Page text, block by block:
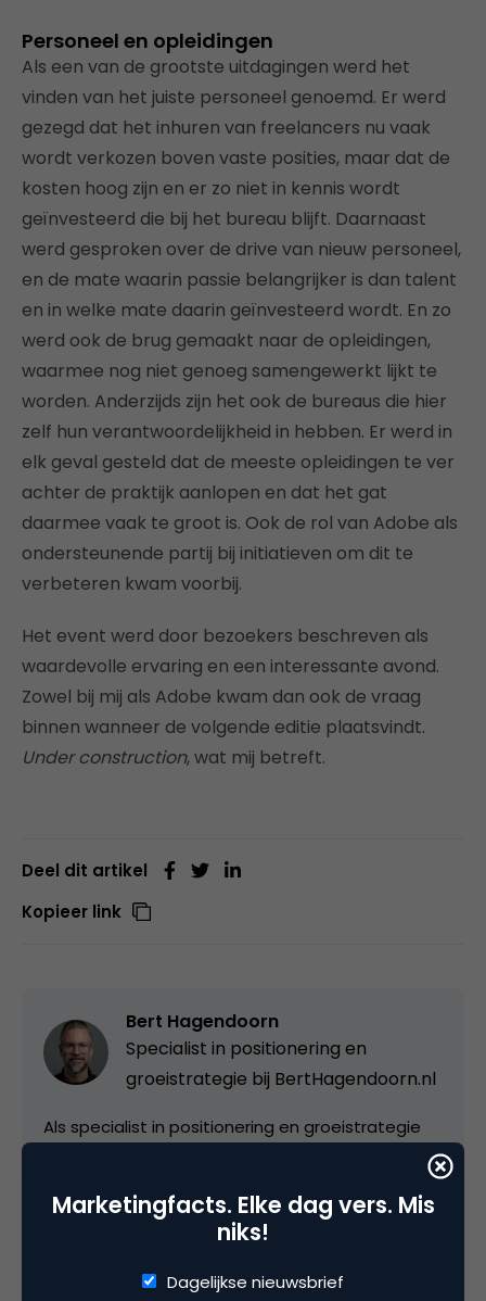
Personeel en opleidingen
Als een van de grootste uitdagingen werd het
vinden van het juiste personeel genoemd. Er werd
gezegd dat het inhuren van freelancers nu vaak
wordt verkozen boven vaste posities, maar dat de
kosten hoog zijn en er zo niet in kennis wordt
geïnvesteerd die bij het bureau blijft. Daarnaast
werd gesproken over de drive van nieuw personeel,
en de mate waarin passie belangrijker is dan talent
en in welke mate daarin geïnvesteerd wordt. En zo
werd ook de brug gemaakt naar de opleidingen,
waarmee nog niet genoeg samengewerkt lijkt te
worden. Anderzijds zijn het ook de bureaus die hier
zelf hun verantwoordelijkheid in hebben. Er werd in
elk geval gesteld dat de meeste opleidingen te ver
achter de praktijk aanlopen en dat het gat
daarmee vaak te groot is. Ook de rol van Adobe als
ondersteunende partij bij initiatieven om dit te
verbeteren kwam voorbij.
Het event werd door bezoekers beschreven als
waardevolle ervaring en een interessante avond.
Zowel bij mij als Adobe kwam dan ook de vraag
binnen wanneer de volgende editie plaatsvindt.
Under construction, wat mij betreft.
Deel dit artikel
Kopieer link
Bert Hagendoorn
Specialist in positionering en
groeistrategie bij BertHagendoorn.nl
Als specialist in positionering en groeistrategie
heeft Bert de afgelopen 10 jaar talloze creatieve
business markt geholpen. Hij brengt ze naar de
volgende fase met zijn zes-stappen plan voor
positionering, groeistrategie en
Marketingfacts. Elke dag vers. Mis
niks!
Dagelijkse nieuwsbrief